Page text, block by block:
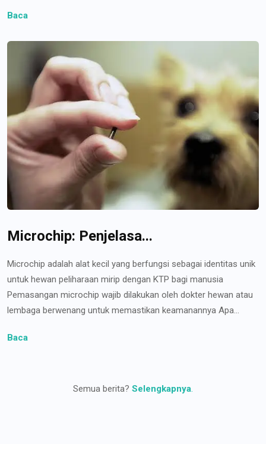
Baca
Microchip: Penjelasa...
Microchip adalah alat kecil yang berfungsi sebagai identitas unik
untuk hewan peliharaan mirip dengan KTP bagi manusia
Pemasangan microchip wajib dilakukan oleh dokter hewan atau
lembaga berwenang untuk memastikan keamanannya Apa...
Baca
Semua berita? Selengkapnya